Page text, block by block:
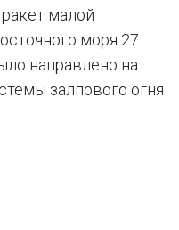
малой
моря 27
направлено на
залпового огня